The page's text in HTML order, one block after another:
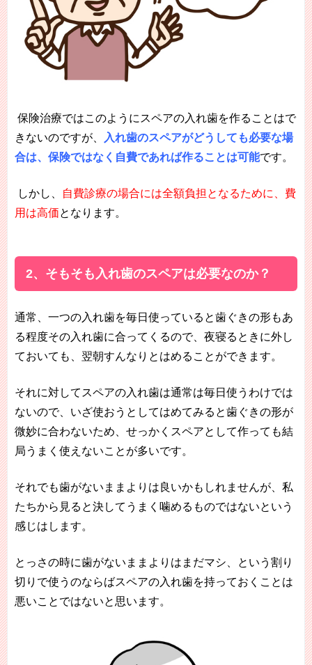
保険治療ではこのようにスペアの入れ歯を作ることはで
きないのですが、
入れ歯のスペアがどうしても必要な場
合は、保険ではなく自費であれば作ることは可能です。
しかし、
自費診療の場合には全額負担となるために、費
用は高価となります。
2、そもそも入れ歯のスペアは必要なのか？
通常、一つの入れ歯を毎日使っていると歯ぐきの形もあ
る程度その入れ歯に合ってくるので、夜寝るときに外し
ておいても、翌朝すんなりとはめることができます。
それに対してスペアの入れ歯は通常は毎日使うわけでは
ないので、いざ使おうとしてはめてみると歯ぐきの形が
微妙に合わないため、せっかくスペアとして作っても結
局うまく使えないことが多いです。
それでも歯がないままよりは良いかもしれませんが、私
たちから見ると決してうまく噛めるものではないという
感じはします。
とっさの時に歯がないままよりはまだマシ、という割り
切りで使うのならばスペアの入れ歯を持っておくことは
悪いことではないと思います。